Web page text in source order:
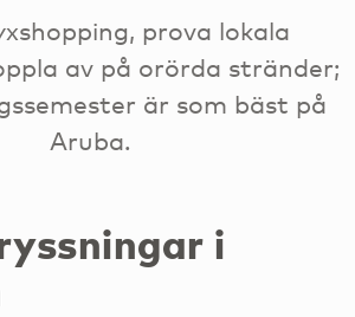
prova lokala
av på orörda stränder;
är som bäst på
Aruba.
i